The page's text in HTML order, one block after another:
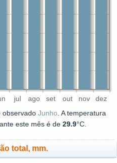
jul ago set out nov dez
observado Junho . A temperatura
este mês é de 29.9°C.
total, mm.